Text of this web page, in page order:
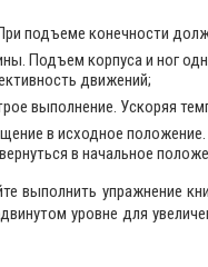
подъеме конечности
Подъем корпуса и ног
движений;
выполнение. Ускоряя
в исходное
в начальное
выполнить упражнение
уровне для